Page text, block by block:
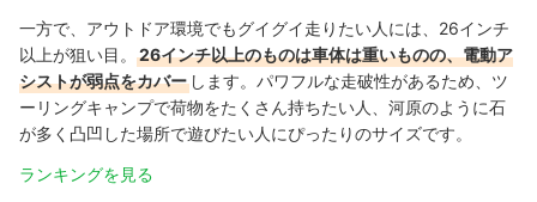
一方で、アウトドア環境でもグイグイ走りたい人には、26インチ
以上が狙い目。
26インチ以上のものは車体は重いものの、電動ア
シストが弱点をカバー します。パワフルな走破性があるため、ツ
ーリングキャンプで荷物をたくさん持ちたい人、河原のように石
が多く凸凹した場所で遊びたい人にぴったりのサイズです。
ランキングを見る